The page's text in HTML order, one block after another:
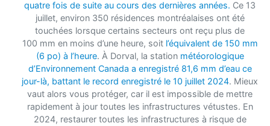
quatre fois de suite au cours des dernières années. Ce 13
juillet, environ 350 résidences montréalaises ont été
touchées lorsque certains secteurs ont reçu plus de
100 mm en moins d’une heure, soit l’équivalent de 150 mm
(6 po) à l’heure. À Dorval, la station météorologique
d’Environnement Canada a enregistré 81,6 mm d’eau ce
jour-là, battant le record enregistré le 10 juillet 2024. Mieux
vaut alors vous protéger, car il est impossible de mettre
rapidement à jour toutes les infrastructures vétustes. En
2024, restaurer toutes les infrastructures à risque de